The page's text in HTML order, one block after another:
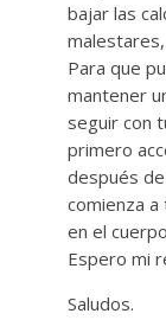
bajar las
Para que
mantener
seguir con
primero
después
comienza a
en el
Espero mi
Saludos.